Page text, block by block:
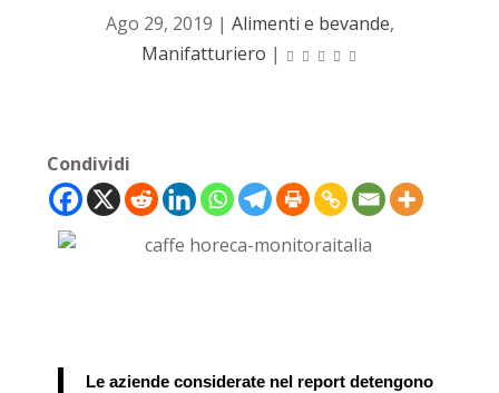
Ago 29, 2019 | Alimenti e bevande,
Manifatturiero |
Condividi
Le aziende considerate nel report detengono